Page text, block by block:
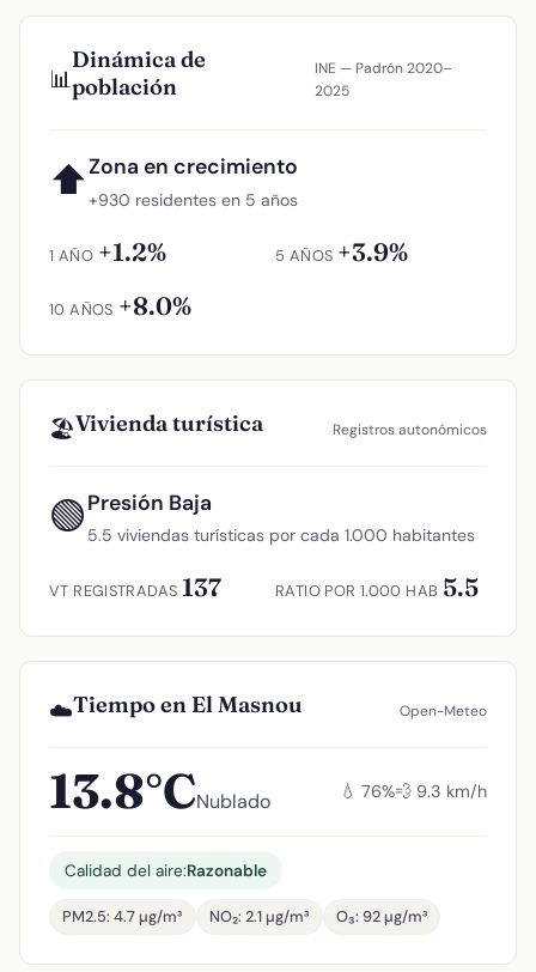
📊
Dinámica de
población
INE — Padrón 2020–
2025
⬆Zona en crecimiento
+930 residentes en 5 años
1 AÑO +1.2% 5 AÑOS +3.9%
10 AÑOS +8.0%
🏖️Vivienda turística Registros autonómicos
🟢Presión Baja
5.5 viviendas turísticas por cada 1.000 habitantes
VT REGISTRADAS 137 RATIO POR 1.000 HAB 5.5
☁️Tiempo en El Masnou Open-Meteo
13.8°CNublado 💧 76%💨 9.3 km/h
Calidad del aire:Razonable
PM2.5: 4.7 µg/m³ NO₂: 2.1 µg/m³ O₃: 92 µg/m³